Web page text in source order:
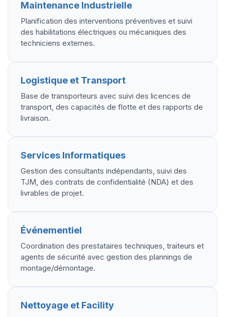
Maintenance Industrielle
Planification des interventions préventives et suivi
des habilitations électriques ou mécaniques des
techniciens externes.
Logistique et Transport
Base de transporteurs avec suivi des licences de
transport, des capacités de flotte et des rapports de
livraison.
Services Informatiques
Gestion des consultants indépendants, suivi des
TJM, des contrats de confidentialité (NDA) et des
livrables de projet.
Événementiel
Coordination des prestataires techniques, traiteurs et
agents de sécurité avec gestion des plannings de
montage/démontage.
Nettoyage et Facility